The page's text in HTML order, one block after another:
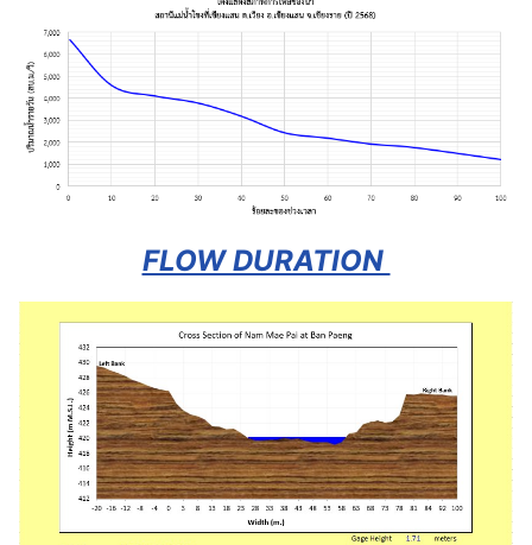
FLOW DURATION